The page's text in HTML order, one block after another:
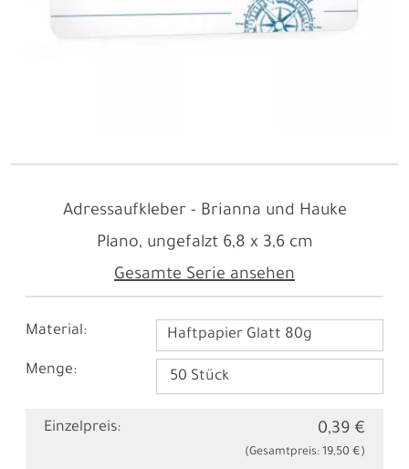
Adressaufkleber - Brianna und Hauke
Gesamte Serie ansehen
Plano, ungefalzt 6,8 x 3,6 cm
Material: Haftpapier Glatt 80g
Menge:
Einzelpreis: 0,39 €
(Gesamtpreis: 19,50 €)